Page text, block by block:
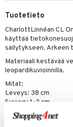
Tuotetieto
CharlottLinnéan CL
käyttää
säilytykseen. Arkeen
Materiaali kestävää
leopardikuvioinnilla.
Mitat:
Leveys: 38 cm
Syvyys: 1-2 cm
Korkeus: 29 cm
& Ihonpuhdistus